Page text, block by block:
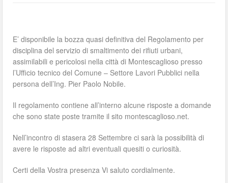
E’ disponibile la bozza quasi definitiva del Regolamento per
disciplina del servizio di smaltimento dei rifiuti urbani,
assimilabili e pericolosi nella città di Montescaglioso presso
l’Ufficio tecnico del Comune – Settore Lavori Pubblici nella
persona dell’Ing. Pier Paolo Nobile.
Il regolamento contiene all’interno alcune risposte a domande
che sono state poste tramite il sito montescaglioso.net.
Nell’incontro di stasera 28 Settembre ci sarà la possibilità di
avere le risposte ad altri eventuali quesiti o curiosità.
Certi della Vostra presenza Vi saluto cordialmente.